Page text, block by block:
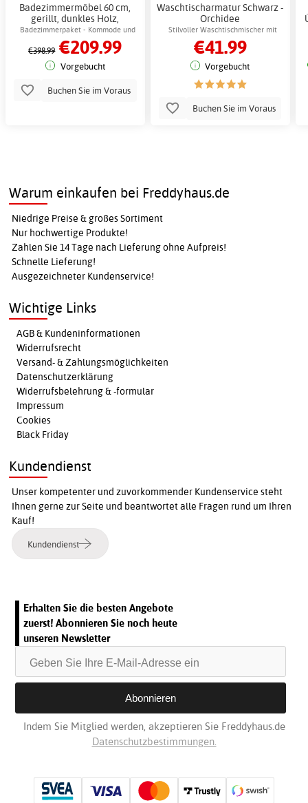
Badezimmermöbel 60 cm,
gerillt, dunkles Holz,
wandhängend - Venice +
Klopapierhalterung
Badezimmerpaket - Kommode und
Spiegel mit schwarzem Rahmen
€398.99 €209.99
Vorgebucht
Buchen Sie im Voraus
Waschtischarmatur Schwarz -
Orchidee
Stilvoller Waschtischmischer mit
modernem Design
€41.99
Vorgebucht
Buchen Sie im Voraus
Warum einkaufen bei Freddyhaus.de
Niedrige Preise & großes Sortiment
Nur hochwertige Produkte!
Zahlen Sie 14 Tage nach Lieferung ohne Aufpreis!
Schnelle Lieferung!
Ausgezeichneter Kundenservice!
Wichtige Links
AGB & Kundeninformationen
Widerrufsrecht
Versand- & Zahlungsmöglichkeiten
Datenschutzerklärung
Widerrufsbelehrung & -formular
Impressum
Cookies
Black Friday
Kundendienst
Unser kompetenter und zuvorkommender Kundenservice steht
Ihnen gerne zur Seite und beantwortet alle Fragen rund um Ihren
Kauf!
Kundendienst
Erhalten Sie die besten Angebote
zuerst! Abonnieren Sie noch heute
unseren Newsletter
Indem Sie Mitglied werden, akzeptieren Sie Freddyhaus.de
Datenschutzbestimmungen.